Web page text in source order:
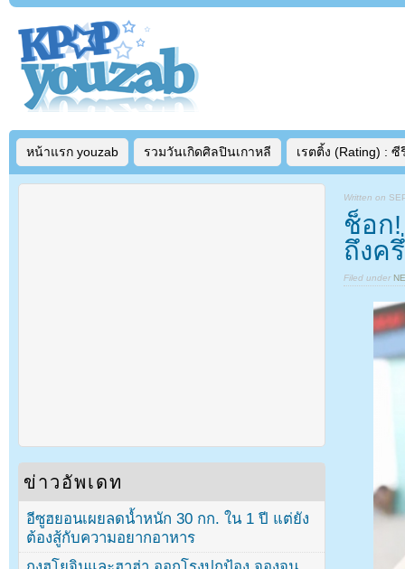
หน้าแรก youzab รวมวันเกิดศิลปินเกาหลี เรตติ้ง (Rating) : ซี
Written on
ช็อก
ถึงค
Filed under
ข่าวอัพเดท
อีซูฮยอนเผยลดน้ำหนัก 30 กก. ใน 1 ปี แต่ยัง
ต้องสู้กับความอยากอาหาร